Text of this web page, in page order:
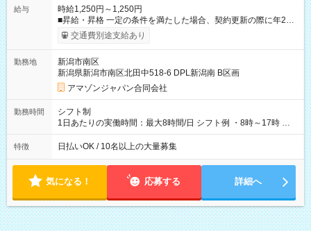
給与
時給1,250円～1,250円
■昇給・昇格 一定の条件を満たした場合、契約更新の際に年2回
まで昇給の機会があります。 ■正社員登用制度あり ※月末締/翌
月25日支払い ※時間外手当、別途支給 ※深夜割増賃金 (22:00～
☆Amazon直雇用で安定して働けます！ 【試用期間】試用期間
あり 試用期間の長さ：1週間 雇用形態、給与は本採用時と同じ
です。
交通費別途支給あり
勤務地
新潟市南区
新潟県新潟市南区北田中518-6 DPL新潟南 B区画
アマゾンジャパン合同会社
勤務時間
シフト制
1日あたりの実働時間：最大8時間/日 シフト例 ・8時～17時 ・
12時～21時
特徴 日払いOK / 10名以上の大量募集
気になる！ 応募する 詳細へ